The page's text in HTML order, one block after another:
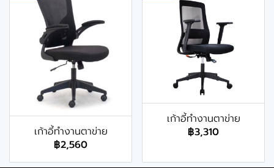
เก้าอี้ทำงานตาข่าย
฿2,560
เก้าอี้ทำงานตาข่าย
฿3,310